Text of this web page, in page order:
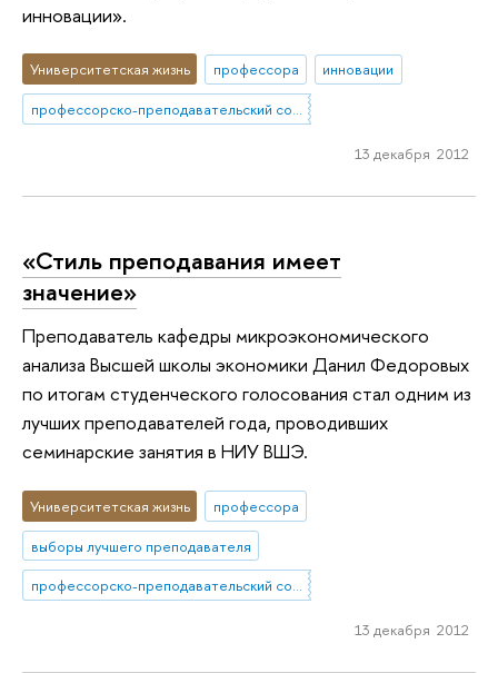
инновации».
Университетская жизнь профессора
инновации
профессорско-преподавательский состав
13 декабря 2012
«Стиль преподавания имеет
значение»
Преподаватель кафедры микроэкономического
анализа Высшей школы экономики Данил Федоровых
по итогам студенческого голосования стал одним из
лучших преподавателей года, проводивших
семинарские занятия в НИУ ВШЭ.
Университетская жизнь
профессора
выборы лучшего преподавателя
профессорско-преподавательский состав
13 декабря 2012